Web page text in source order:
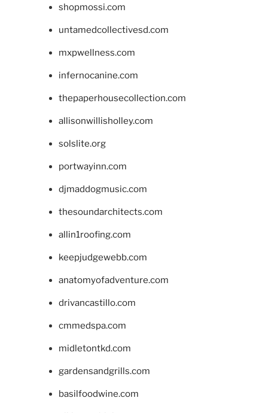
shopmossi.com
untamedcollectivesd.com
mxpwellness.com
infernocanine.com
thepaperhousecollection.com
allisonwillisholley.com
solslite.org
portwayinn.com
djmaddogmusic.com
thesoundarchitects.com
allin1roofing.com
keepjudgewebb.com
anatomyofadventure.com
drivancastillo.com
cmmedspa.com
midletontkd.com
gardensandgrills.com
basilfoodwine.com